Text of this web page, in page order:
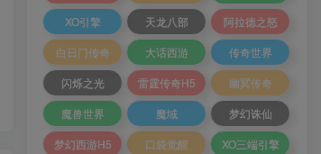
XO引擎
天龙八部
阿拉德之怒
白日门传奇
大话西游
传奇世界
闪烁之光
雷霆传奇H5
幽冥传奇
魔兽世界
魔域
梦幻诛仙
梦幻西游H5
口袋觉醒
XO三端引擎